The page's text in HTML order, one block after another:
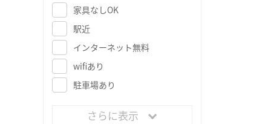
家具なしOK
駅近
インターネット無料
wifiあり
駐車場あり
さらに表示